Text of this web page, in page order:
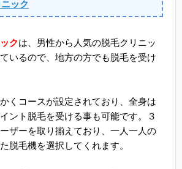
ック
クは、男性から人気の脱毛クリニッ
いるので、地方の方でも脱毛を受け
くコースが設定されており、全身は
ント脱毛を受ける事も可能です。３
ザーを取り揃えており、一人一人の
脱毛機を選択してくれます。